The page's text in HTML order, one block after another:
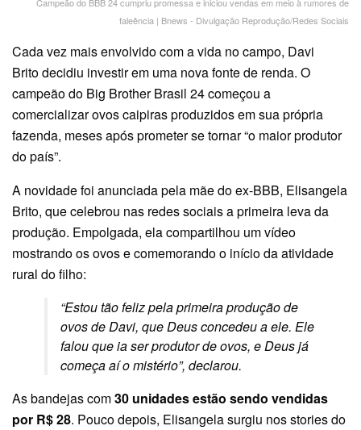
Campeão do BBB 24 cumpriu promessa e iniciou vendas em meio à rumores de
faleência | Bnews - Divulgação Reprodução/Redes Sociais
Cada vez mais envolvido com a vida no campo, Davi
Britodecidiu investir em uma nova fonte de renda. O
campeão do Big Brother Brasil 24 começou a
comercializar ovos caipiras produzidos em sua própria
fazenda, meses após prometer se tornar “o maior produtor
do país”.
A novidade foi anunciada pela mãe do ex-BBB, Elisangela
Brito, que celebrou nas redes sociais a primeira leva da
produção. Empolgada, ela compartilhou um vídeo
mostrando os ovos e comemorando o início da atividade
rural do filho:
“Estou tão feliz pela primeira produção de
ovos de Davi, que Deus concedeu a ele. Ele
falou que ia ser produtor de ovos, e Deus já
começa aí o mistério”, declarou.
As bandejas com30 unidades estão sendo vendidas
por R$ 28. Pouco depois, Elisangela surgiu nos stories do